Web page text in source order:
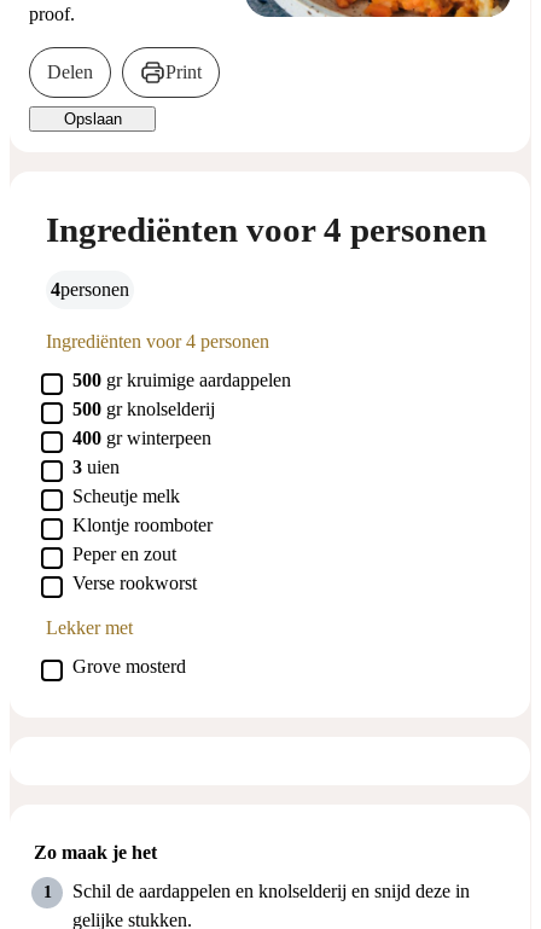
proof.
Delen Print
Opslaan
Ingrediënten voor 4 personen
4 personen
Ingrediënten voor 4 personen
▢
500 gr kruimige aardappelen
▢
500 grknolselderij
▢
400 gr winterpeen
▢
3 uien
▢
Scheutje melk
▢
Klontje roomboter
▢
Peper en zout
▢
Verse rookworst
Lekker met
▢
Grove mosterd
Zo maak je het
Schil de aardappelen en knolselderij en snijd deze in
gelijke stukken.